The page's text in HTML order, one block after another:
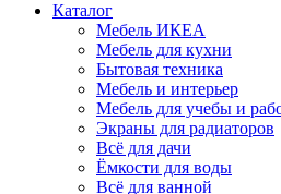
Каталог
Мебель ИКЕА
Мебель для кухни
Бытовая техника
Мебель и интерьер
Мебель для учебы и
Экраны для радиаторов
Всё для дачи
Ёмкости для воды
Всё для ванной